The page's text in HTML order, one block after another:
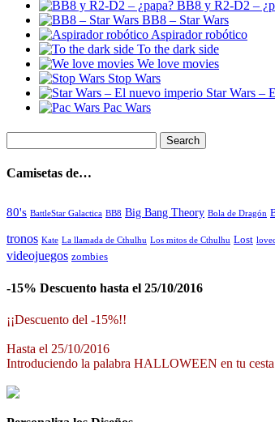
BB8 y R2-D2 –
BB8 – Star Wars
Aspirador robótico
To the dark side
We love movies
Stop Wars
Star Wars –
Pac Wars
Camisetas de…
80's BattleStar Galactica BB8 Big Bang Theory Bola de Dragón
tronos Kate La llamada de Cthulhu Los mitos de Cthulhu Lost
videojuegos zombies
-15% Descuento hasta el 25/10/2016
¡¡Descuento del -15%!!
Hasta el 25/10/2016
Introduciendo la palabra HALLOWEEN en tu cesta